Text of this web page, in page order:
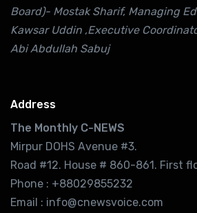
Board)- Mostak Sharif, Managing
Kawsar Uddin ,Executive
Abi Abdullah Sabuj
Address
The Monthly C-NEWS
Mirpur DOHS Avenue #3.
Road #12. House # 860-861. First
Phone : +88029855232
Email : info@cnewsvoice.com